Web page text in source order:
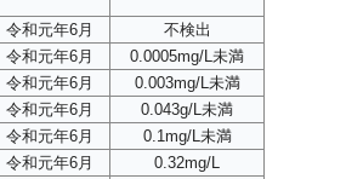
令和元年6月
不検出
令和元年6月
0.0005mg/L未満
令和元年6月
0.003mg/L未満
令和元年6月
0.043g/L未満
令和元年6月
0.1mg/L未満
令和元年6月
0.32mg/L